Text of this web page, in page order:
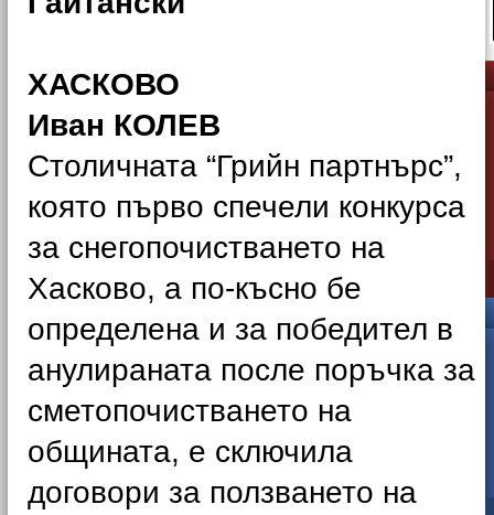
ХАСКОВО
Иван КОЛЕВ
Столичната “Грийн партнърс”,
която първо спечели конкурса
за снегопочистването на
Хасково, а по-късно бе
определена и за победител в
анулираната после поръчка за
сметопочистването на
общината, е сключила
договори за ползването на